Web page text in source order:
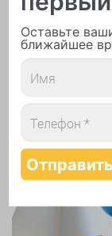
Печать логотипа
Арки и
Оставьте
ближайшее